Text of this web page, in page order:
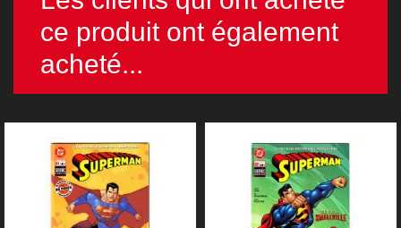
ce produit ont également
acheté...